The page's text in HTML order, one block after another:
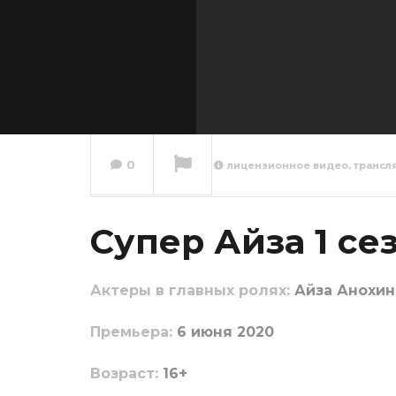
Сейчас вы смотрите
0 лицензионное видео,
Супер Айза 1
Актеры в главных ролях: Айза
Пpeмьepa: 6 июня 2020
Boзpacт: 16+